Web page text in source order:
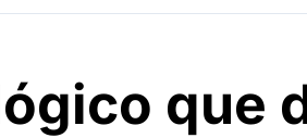
que